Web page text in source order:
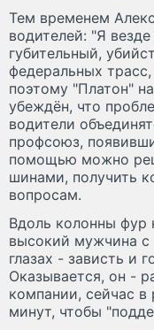
Тем временем
водителей: "Я
губительный,
федеральных
поэтому "Платон"
убеждён, что
водители
профсоюз,
помощью можно
шинами, получить
вопросам.
Вдоль колонны фур
высокий мужчина с
глазах - зависть и
Оказывается, он -
компании, сейчас в
минут, чтобы